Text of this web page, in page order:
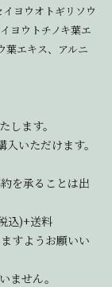
ヨウオトギリソウ
ヨウトチノキ葉エ
葉エキス、アルニ
します。
いただけます。
を承ることは出
込)+送料
すようお願いい
ません。